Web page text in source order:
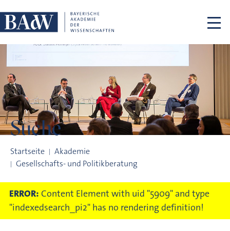
Suche
Startseite
Akademie
Gesellschafts- und Politikberatung
ERROR: Content Element with uid "5909" and type
"indexedsearch_pi2" has no rendering definition!